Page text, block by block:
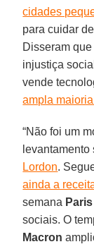
cidades
para cuidar
Disseram
injustiça
vende
ampla
“Não foi um
levantamento
Lordon.
ainda a
semana Paris
sociais. O
Macron